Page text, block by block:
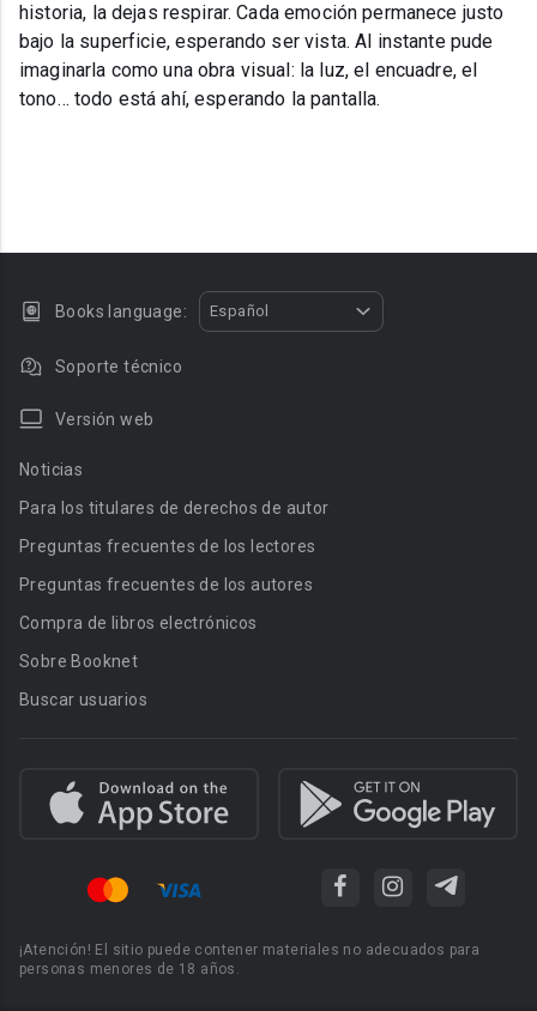
historia, la dejas respirar. Cada emoción permanece justo
bajo la superficie, esperando ser vista. Al instante pude
imaginarla como una obra visual: la luz, el encuadre, el
tono… todo está ahí, esperando la pantalla.
Books language: Español
Soporte técnico
Versión web
Noticias
Para los titulares de derechos de autor
Preguntas frecuentes de los lectores
Preguntas frecuentes de los autores
Compra de libros electrónicos
Sobre Booknet
Buscar usuarios
¡Atención! El sitio puede contener materiales no adecuados para
personas menores de 18 años.